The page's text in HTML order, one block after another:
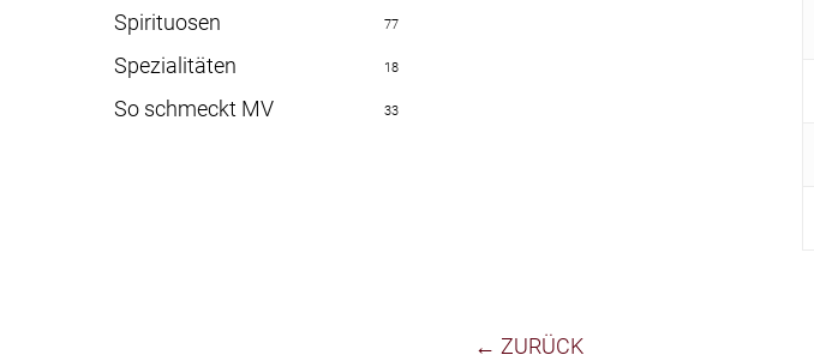
Spirituosen 77
Spezialitäten 18
So schmeckt MV 33
← ZURÜCK